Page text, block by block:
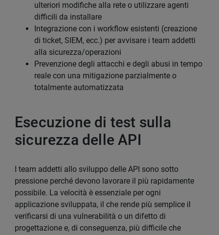
ulteriori modifiche alla rete o utilizzare agenti
difficili da installare
Integrazione con i workflow esistenti (creazione
di ticket, SIEM, ecc.) per avvisare i team addetti
alla sicurezza/operazioni
Prevenzione degli attacchi e degli abusi in tempo
reale con una mitigazione parzialmente o
totalmente automatizzata
Esecuzione di test sulla
sicurezza delle API
I team addetti allo sviluppo delle API sono sotto
pressione perché devono lavorare il più rapidamente
possibile. La velocità è essenziale per ogni
applicazione sviluppata, il che rende più semplice il
verificarsi di una vulnerabilità o un difetto di
progettazione e, di conseguenza, più difficile che